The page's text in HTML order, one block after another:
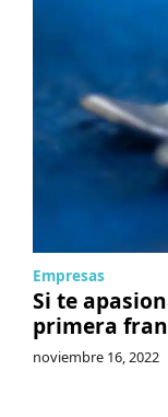
Empresas
Si te
primera
noviembre 16, 2022